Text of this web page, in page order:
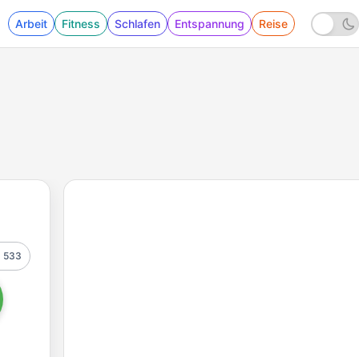
Arbeit Fitness Schlafen Entspannung Reise
533